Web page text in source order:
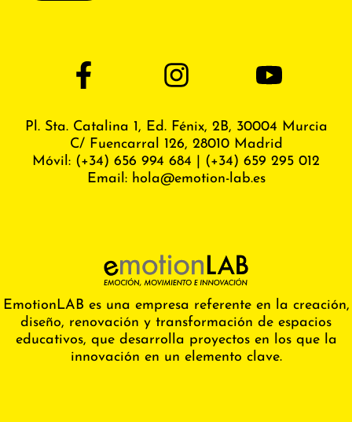
EmotionLAB es una empresa referente en la creación,
diseño, renovación y transformación de espacios
educativos, que desarrolla proyectos en los que la
innovación en un elemento clave.
Pl. Sta. Catalina 1, Ed. Fénix, 2B, 30004 Murcia
C/ Fuencarral 126, 28010 Madrid
Móvil: (+34) 656 994 684
(+34) 659 295 012
Email: hola@emotion-lab.es